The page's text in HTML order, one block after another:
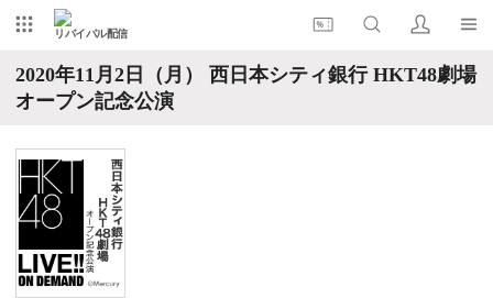
リバイバル配信
2020年11月2日（月） 西日本シティ銀行 HKT48劇場
オープン記念公演